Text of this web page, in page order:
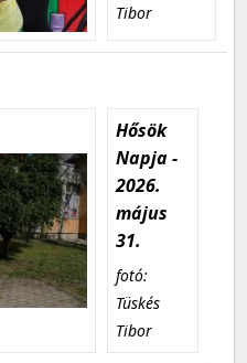
Tibor
Hősök
Napja -
2026.
május
31.
fotó:
Tüskés
Tibor